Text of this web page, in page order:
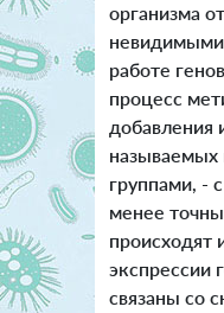
организма
работе
процесс
добавления
группами, -
менее
происходят
экспрессии
связаны со